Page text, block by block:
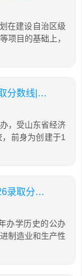
在建设自治区级
项目的基础上，
【山东电子职业技术学院单招】2026录取分数线|招生专业录取计划查询
，受山东省经济
前身为创建于1
【上海电子信息职业技术学院单招】2026录取分数线|招生专业录取计划查询
办学历史的公办
制造业和生产性